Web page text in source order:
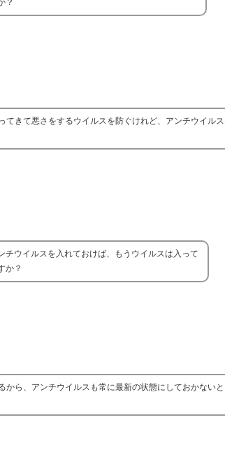
？
きて悪さをするウイルスを防ぐけれど、アンチウイル
チウイルスを入れておけば、もうウイルスは入って
か？
ら、アンチウイルスも常に最新の状態にしておかない